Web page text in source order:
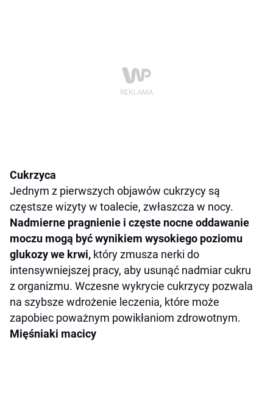
Cukrzyca
Jednym z pierwszych objawów cukrzycy są
częstsze wizyty w toalecie, zwłaszcza w nocy.
Nadmierne pragnienie i częste nocne oddawanie
moczu mogą być wynikiem wysokiego poziomu
glukozy we krwi, który zmusza nerki do
intensywniejszej pracy, aby usunąć nadmiar cukru
z organizmu. Wczesne wykrycie cukrzycy pozwala
na szybsze wdrożenie leczenia, które może
zapobiec poważnym powikłaniom zdrowotnym.
Mięśniaki macicy